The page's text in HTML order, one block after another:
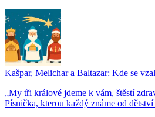
Kašpar, Melichar a Baltazar: Kde se
„My tři králové jdeme k vám, štěstí
Písnička, kterou každý známe od dětství